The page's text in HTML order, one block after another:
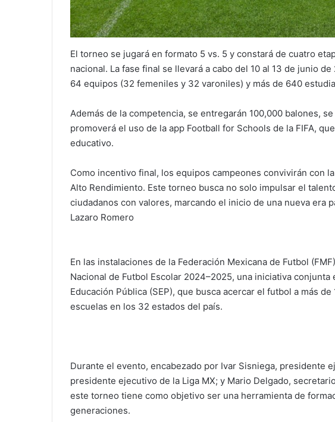
El torneo se jugará en formato 5 vs. 5 y constará de cuatro
nacional. La fase final se llevará a cabo del 10 al 13 de junio
64 equipos (32 femeniles y 32 varoniles) y más de 640
Además de la competencia, se entregarán 100,000 balones,
promoverá el uso de la app Football for Schools de la FIFA,
educativo.
Como incentivo final, los equipos campeones convivirán con
Alto Rendimiento. Este torneo busca no solo impulsar el
ciudadanos con valores, marcando el inicio de una nueva era
Lazaro Romero
En las instalaciones de la Federación Mexicana de Futbol
Nacional de Futbol Escolar 2024–2025, una iniciativa conjunta
Educación Pública (SEP), que busca acercar el futbol a más
escuelas en los 32 estados del país.
Durante el evento, encabezado por Ivar Sisniega, presidente
presidente ejecutivo de la Liga MX; y Mario Delgado,
este torneo tiene como objetivo ser una herramienta de
generaciones.